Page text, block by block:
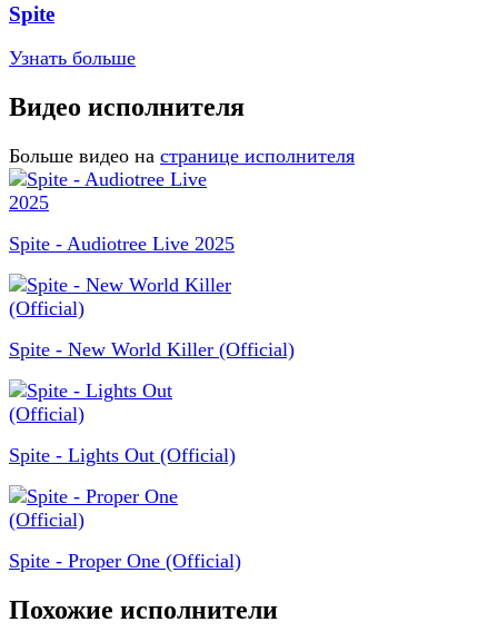
Spite
Узнать больше
Видео исполнителя
Больше видео на странице исполнителя
Spite - Audiotree Live 2025
Spite - New World Killer (Official)
Spite - Lights Out (Official)
Spite - Proper One (Official)
Похожие исполнители